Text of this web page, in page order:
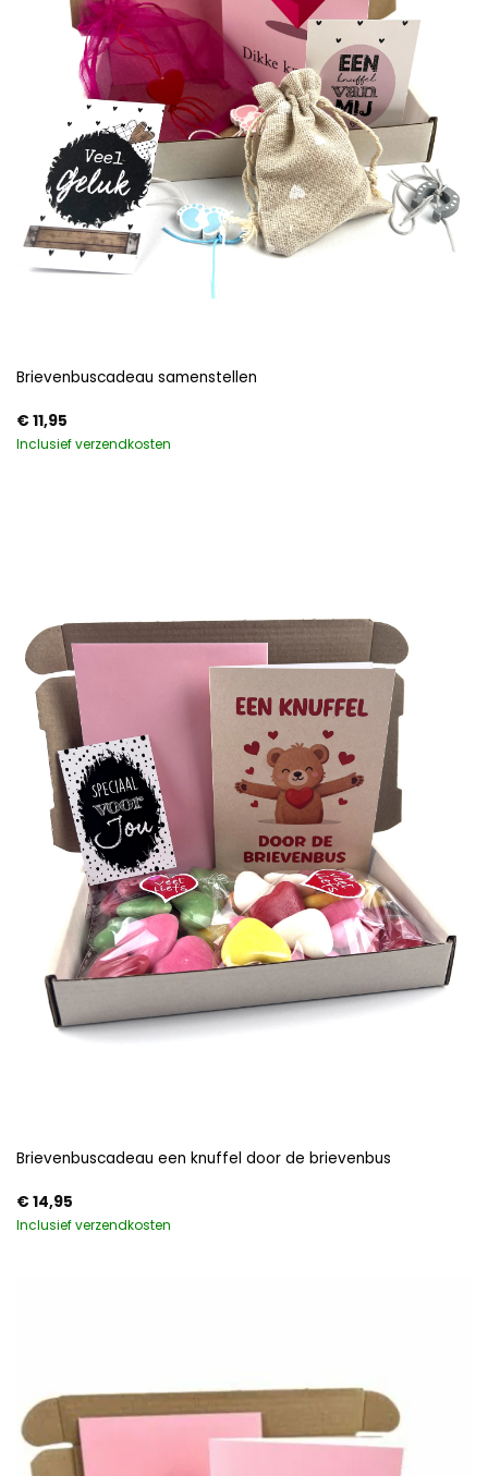
Brievenbuscadeau samenstellen
€11,95
Inclusief verzendkosten
Brievenbuscadeau een knuffel door de brievenbus
€14,95
Inclusief verzendkosten